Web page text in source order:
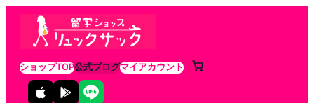
ショップTOP公式ブログマイアカウント